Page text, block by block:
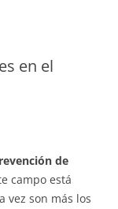
en el
de
campo está
vez son más los